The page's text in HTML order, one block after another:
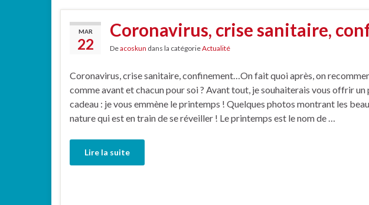
MAR
22
Coronavirus, crise sanitaire,
Deacoskun dans la catégorieActualité
Coronavirus, crise sanitaire, confinement…On fait quoi après, on
comme avant et chacun pour soi ? Avant tout, je souhaiterais vous offrir
cadeau : je vous emmène le printemps ! Quelques photos montrant les
nature qui est en train de se réveiller ! Le printemps est le nom de …
Lire la suite